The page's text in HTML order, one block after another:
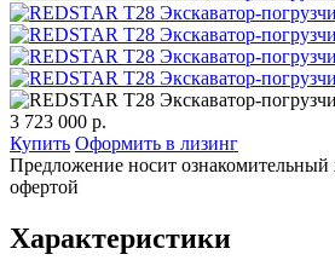
3 723 000 р.
Купить Оформить в лизинг
Предложение носит ознакомительный
офертой
Характеристики